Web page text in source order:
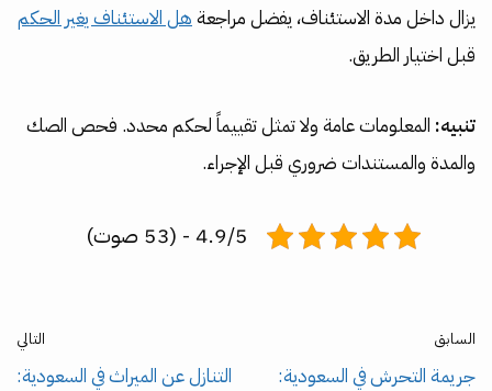
يزال داخل مدة الاستئناف، يفضل مراجعة هل الاستئناف يغير الحكم
قبل اختيار الطريق.
تنبيه: المعلومات عامة ولا تمثل تقييماً لحكم محدد. فحص الصك
والمدة والمستندات ضروري قبل الإجراء.
4.9/5 - (53 صوت)
السابق
جريمة التحرش في السعودية:
التالي
التنازل عن الميراث في السعودية: